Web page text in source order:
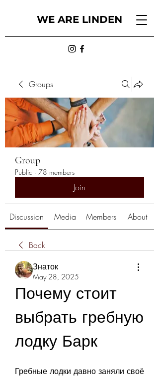
WE ARE LINDEN
Groups
Group
Public · 78 members
Join
Discussion Media Members About
Back
Знаток
May 28, 2025
Почему стоит
выбрать гребную
лодку Барк
Гребные лодки давно заняли своё